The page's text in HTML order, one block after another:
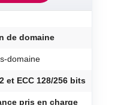
de domaine
domaine
et ECC 128/256 bits
pris en charge